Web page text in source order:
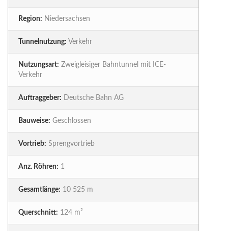
Region: Niedersachsen
Tunnelnutzung: Verkehr
Nutzungsart: Zweigleisiger Bahntunnel mit ICE-
Verkehr
Auftraggeber: Deutsche Bahn AG
Bauweise: Geschlossen
Vortrieb: Sprengvortrieb
Anz. Röhren: 1
Gesamtlänge: 10 525 m
Querschnitt: 124 m²